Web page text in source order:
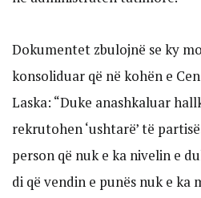
Dokumentet zbulojnë se ky
konsoliduar që në kohën e
Laska: “Duke anashkaluar
rekrutohen ‘ushtarë’ të
person që nuk e ka nivelin e
di që vendin e punës nuk e ka